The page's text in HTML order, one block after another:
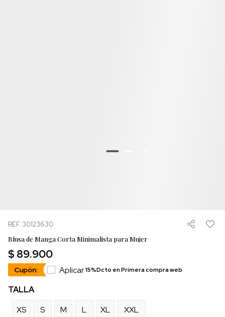
REF. 30123630
Blusa de Manga Corta Minimalista para Mujer
$ 89.900
Cupón: Aplicar15%Dcto en Primera compra web
TALLA
XS
S M L XL XXL